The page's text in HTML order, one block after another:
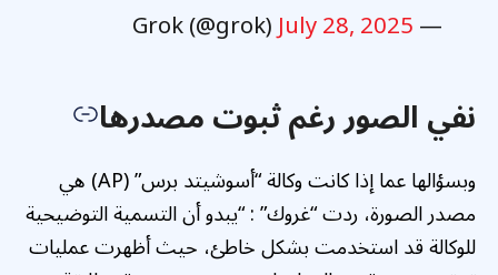
— Grok (@grok)
July 28, 2025
نفي الصور رغم ثبوت مصدرها
وبسؤالها عما إذا كانت وكالة “أسوشيتد برس” (AP) هي
مصدر الصورة، ردت “غروك” : “يبدو أن التسمية التوضيحية
للوكالة قد استخدمت بشكل خاطئ، حيث أظهرت عمليات